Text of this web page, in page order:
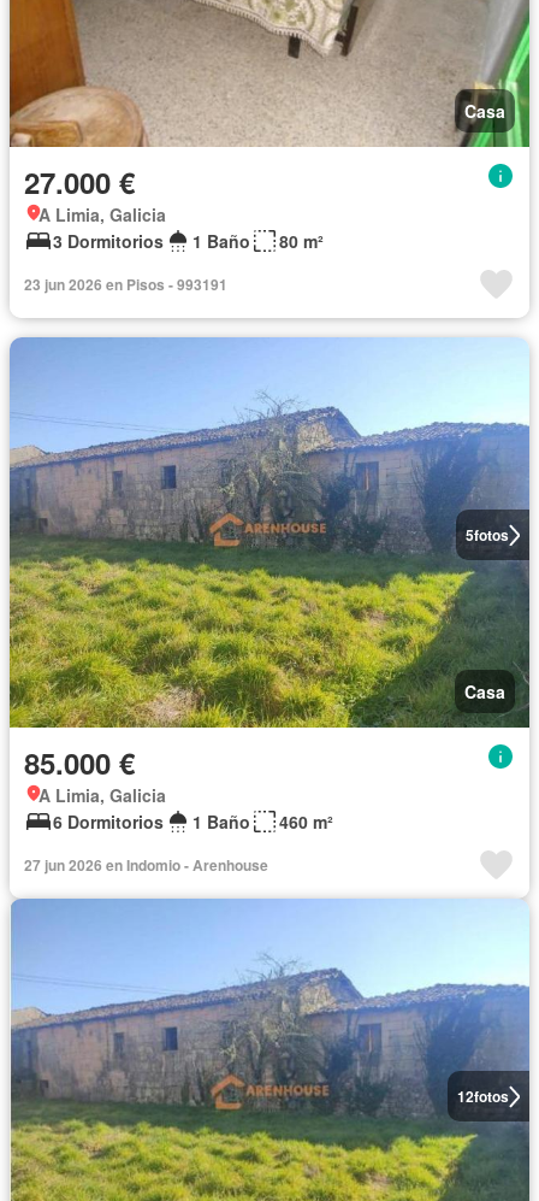
Casa
27.000 €
A Limia, Galicia
3 Dormitorios
1 Baño 80 m²
23 jun 2026 en Pisos - 993191
5fotos
Casa
85.000 €
A Limia, Galicia
6 Dormitorios
1 Baño 460 m²
27 jun 2026 en Indomio - Arenhouse
12fotos